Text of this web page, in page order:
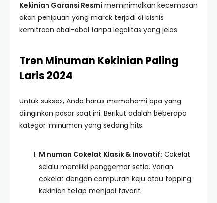
Kekinian Garansi Resmi meminimalkan kecemasan
akan penipuan yang marak terjadi di bisnis
kemitraan abal-abal tanpa legalitas yang jelas.
Tren Minuman Kekinian Paling
Laris 2024
Untuk sukses, Anda harus memahami apa yang
diinginkan pasar saat ini. Berikut adalah beberapa
kategori minuman yang sedang hits:
Minuman Cokelat Klasik & Inovatif: Cokelat
selalu memiliki penggemar setia. Varian
cokelat dengan campuran keju atau topping
kekinian tetap menjadi favorit.